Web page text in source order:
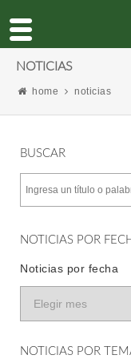
NOTICIAS
home noticias
BUSCAR
NOTICIAS POR
Noticias por fecha
NOTICIAS POR